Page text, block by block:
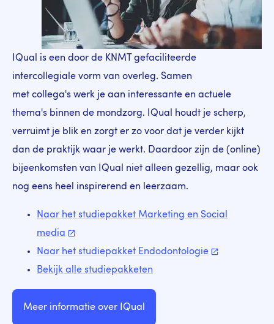
IQual is een door de KNMT gefaciliteerde
intercollegiale vorm van overleg. Samen
met collega's werk je aan interessante en actuele
thema's binnen de mondzorg. IQual houdt je scherp,
verruimt je blik en zorgt er zo voor dat je verder kijkt
dan de praktijk waar je werkt. Daardoor zijn de (online)
bijeenkomsten van IQual niet alleen gezellig, maar ook
nog eens heel inspirerend en leerzaam.
Naar het studiepakket Marketing en Social
media
Naar het studiepakket Endodontologie
Bekijk alle studiepakketen
Meer informatie over IQual